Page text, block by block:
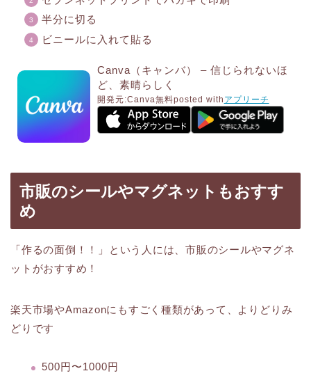
半分に切る
ビニールに入れて貼る
Canva（キャンバ） – 信じられないほ
ど、素晴らしく
開発元:Canva無料posted with アプリーチ
市販のシールやマグネットもおすす
め
「作るの面倒！！」という人には、市販のシールやマグネ
ットがおすすめ！
楽天市場やAmazonにもすごく種類があって、よりどりみ
どりです
500円〜1000円